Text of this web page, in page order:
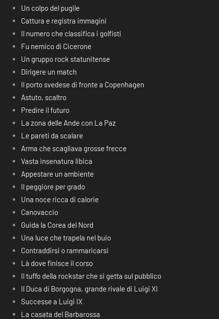
Un colpo del pugile
Cattura e registra immagini
Il numero che classifica i golfisti
Fu nemico di Cicerone
Un gruppo rock statunitense
Dirigere un match
Il porto svedese di fronte a Copenhagen
Astuto, scaltro
Predire il futuro
La zona delle Ande con La Paz
Le pareti da scalare
Arma che scagliava grosse frecce
Vasta insenatura libica
Appestare un ambiente
Il peggiore per grado
Una noce ricca di calorie
Canovaccio
Guida la Corea del Nord
Una luce che trapela nel buio
Contraddirsi o rammaricarsi
Là dove finisce il corso
Il tuffo della rockstar che si getta sul pubblico
Il Duca di Borgogna, grande rivale di Luigi XI
Successe a Luigi IX
La casata del Barbarossa